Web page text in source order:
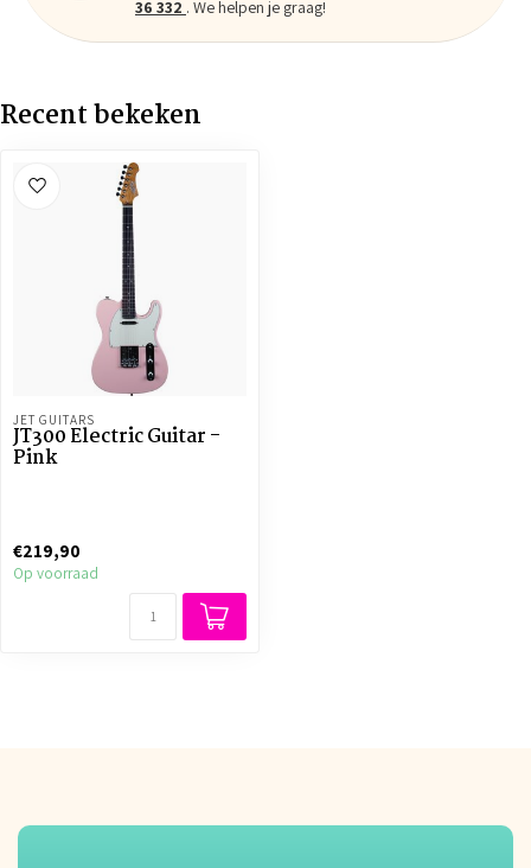
36 332 . We helpen je graag!
Recent bekeken
JET GUITARS
JT300 Electric Guitar -
Pink
€219,90
Op voorraad